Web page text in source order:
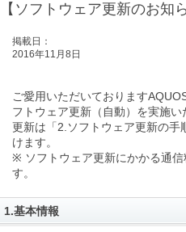
【ソフトウェア更新のお知
掲載日：
2016年11月8日
ご愛用いただいております
フトウェア更新（自動）を実施
更新は 「2.ソフトウェア更新の手
けます。
※ ソフトウェア更新にかかる通
す。
1.基本情報